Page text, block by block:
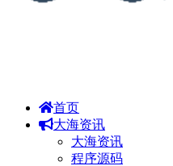
首页
大海资讯
大海资讯
程序源码